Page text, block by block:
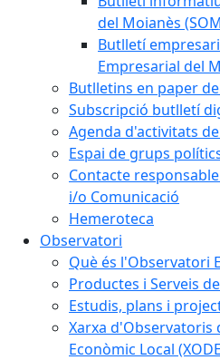
del Moianès
Butlletí
Empresarial del
Butlletins en paper
Subscripció butlletí
Agenda d'activitats
Espai de grups
Contacte
i/o Comunicació
Hemeroteca
Observatori
Què és l'Observatori
Productes i Serveis
Estudis, plans i
Xarxa d'Observatoris
Econòmic Local